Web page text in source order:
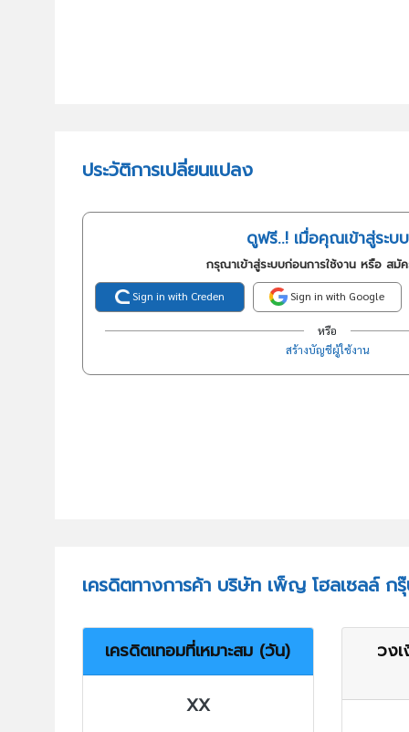
ประวัติการเปลี่ยนแปลง
ดูฟรี..! เมื่อคุณเข้าสู่ระบบ
กรุณาเข้าสู่ระบบก่อนการใช้งาน หรือ สมั
Sign in with Creden Sign in with Google
หรือ
สร้างบัญชีผู้ใช้งาน
เครดิตทางการค้า บริษัท เพ็ญ โฮลเซลล์ ก
เครดิตเทอมที่เหมาะสม (วัน)
XX
วง